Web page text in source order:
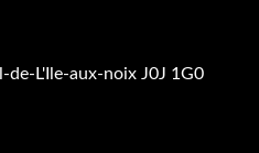
de-L'Ile-aux-noix J0J 1G0